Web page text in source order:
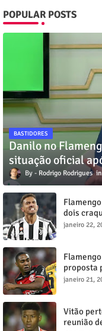
POPULAR POSTS
BASTIDORES
Danilo no
situação oficial
Rodrigo Rodrigues
dois
janeiro 22,
proposta
janeiro 21,
Vitão
reunião